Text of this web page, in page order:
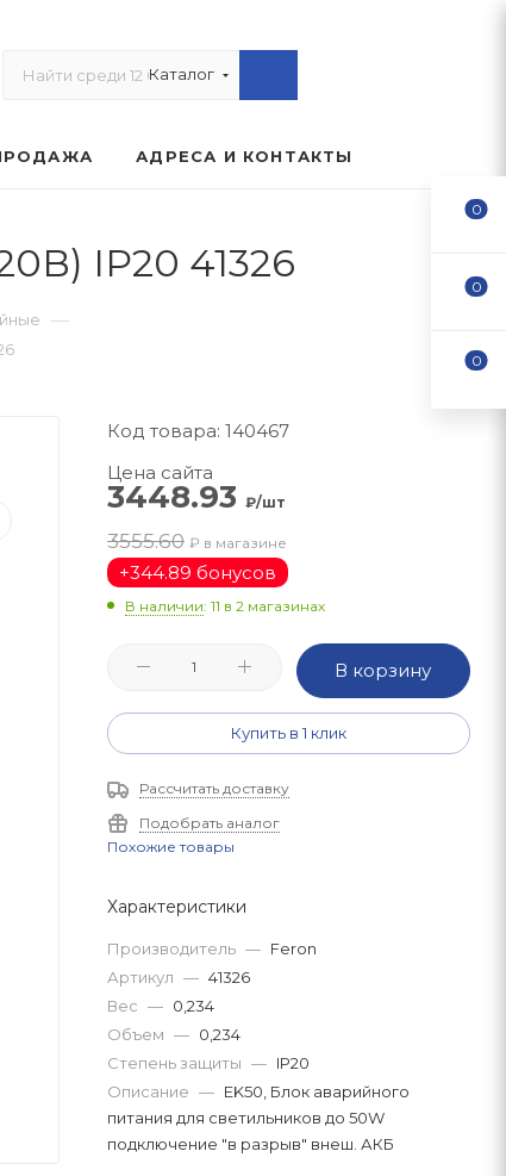
Каталог
АДРЕСА И КОНТАКТЫ
IP20 41326
—
Код товара: 140467
Цена сайта
3448.93 ₽/шт
3555.60 ₽ в магазине
+344.89 бонусов
В наличии: 11 в 2 магазинах
В корзину
Купить в 1 клик
Рассчитать доставку
Подобрать аналог
Похожие товары
Характеристики
Производитель — Feron
Артикул — 41326
Вес — 0,234
Объем — 0,234
Степень защиты — IP20
Описание — EK50, Блок аварийного
питания для светильников до 50W
подключение "в разрыв" внеш. АКБ
0
0
0